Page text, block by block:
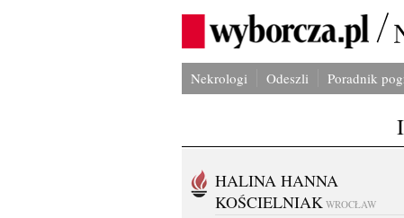
Nekrologi Odeszli Poradnik
HALINA HANNA
KOŚCIELNIAK WROCŁAW